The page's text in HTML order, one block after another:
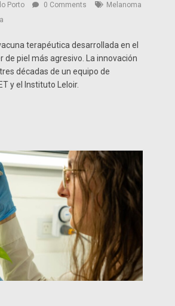
Porto 0 Comments
Melanoma
terapéutica desarrollada en el
de piel más agresivo. La innovación
décadas de un equipo de
y el Instituto Leloir.